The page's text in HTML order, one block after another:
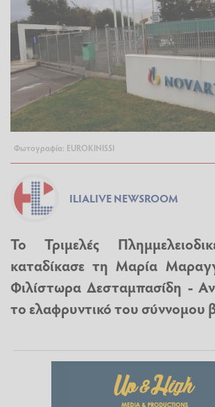
Φωτογραφία: EUROKINISSI
ILIALIVE NEWSROOM
Το Τριμελές
καταδίκασε τη Μαρία
Φιλίστωρα Δεσταμπασίδη -
το ελαφρυντικό του σύννομου